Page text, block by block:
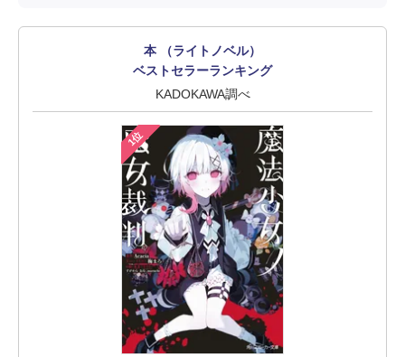
本 （ライトノベル）
ベストセラーランキング
KADOKAWA調べ
1位